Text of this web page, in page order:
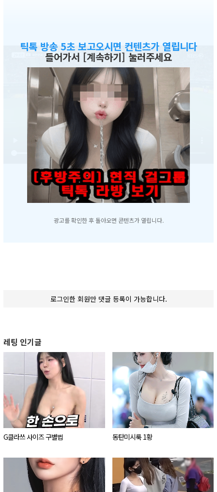
틱톡 방송 5초 보고오시면 컨텐츠가 열립니다
들어가서 [계속하기] 눌러주세요
광고를 확인한 후 돌아오면 콘텐츠가 열립니다.
로그인한 회원만 댓글 등록이 가능합니다.
레팅 인기글
G클라쓰 사이즈 구별법 동탄미시룩 1황